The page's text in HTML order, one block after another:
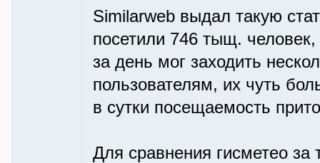
Similarweb выдал такую
посетили 746 тыщ. человек,
за день мог заходить
пользователям, их чуть
в сутки посещаемость
Для сравнения гисметео